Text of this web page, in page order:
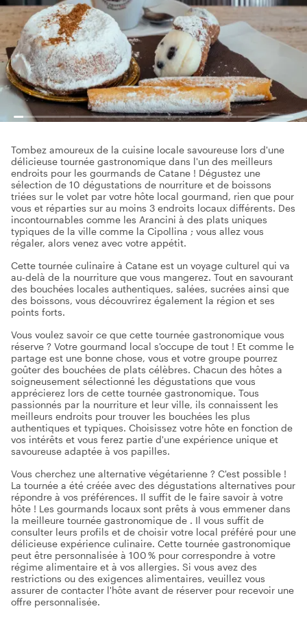
Tombez amoureux de la cuisine locale savoureuse lors d'une
délicieuse tournée gastronomique dans l'un des meilleurs
endroits pour les gourmands de Catane ! Dégustez une
sélection de 10 dégustations de nourriture et de boissons
triées sur le volet par votre hôte local gourmand, rien que pour
vous et réparties sur au moins 3 endroits locaux différents. Des
incontournables comme les Arancini à des plats uniques
typiques de la ville comme la Cipollina ; vous allez vous
régaler, alors venez avec votre appétit.
Cette tournée culinaire à Catane est un voyage culturel qui va
au-delà de la nourriture que vous mangerez. Tout en savourant
des bouchées locales authentiques, salées, sucrées ainsi que
des boissons, vous découvrirez également la région et ses
points forts.
Vous voulez savoir ce que cette tournée gastronomique vous
réserve ? Votre gourmand local s'occupe de tout ! Et comme le
partage est une bonne chose, vous et votre groupe pourrez
goûter des bouchées de plats célèbres. Chacun des hôtes a
soigneusement sélectionné les dégustations que vous
apprécierez lors de cette tournée gastronomique. Tous
passionnés par la nourriture et leur ville, ils connaissent les
meilleurs endroits pour trouver les bouchées les plus
authentiques et typiques. Choisissez votre hôte en fonction de
vos intérêts et vous ferez partie d'une expérience unique et
savoureuse adaptée à vos papilles.
Vous cherchez une alternative végétarienne ? C'est possible !
La tournée a été créée avec des dégustations alternatives pour
répondre à vos préférences. Il suffit de le faire savoir à votre
hôte ! Les gourmands locaux sont prêts à vous emmener dans
la meilleure tournée gastronomique de . Il vous suffit de
consulter leurs profils et de choisir votre local préféré pour une
délicieuse expérience culinaire. Cette tournée gastronomique
peut être personnalisée à 100 % pour correspondre à votre
régime alimentaire et à vos allergies. Si vous avez des
restrictions ou des exigences alimentaires, veuillez vous
assurer de contacter l'hôte avant de réserver pour recevoir une
offre personnalisée.